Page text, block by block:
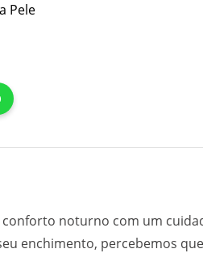
Pele
conforto noturno com um
enchimento, percebemos